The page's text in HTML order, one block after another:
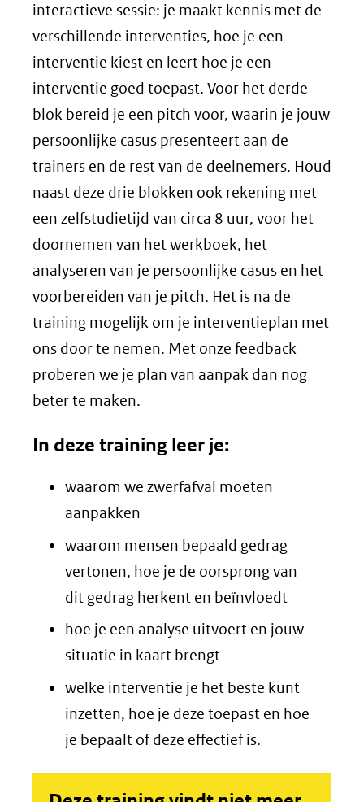
interactieve sessie: je maakt kennis met de
verschillende interventies, hoe je een
interventie kiest en leert hoe je een
interventie goed toepast. Voor het derde
blok bereid je een pitch voor, waarin je jouw
persoonlijke casus presenteert aan de
trainers en de rest van de deelnemers. Houd
naast deze drie blokken ook rekening met
een zelfstudietijd van circa 8 uur, voor het
doornemen van het werkboek, het
analyseren van je persoonlijke casus en het
voorbereiden van je pitch. Het is na de
training mogelijk om je interventieplan met
ons door te nemen. Met onze feedback
proberen we je plan van aanpak dan nog
beter te maken.
In deze training leer je:
waarom we zwerfafval moeten
aanpakken
waarom mensen bepaald gedrag
vertonen, hoe je de oorsprong van
dit gedrag herkent en beïnvloedt
hoe je een analyse uitvoert en jouw
situatie in kaart brengt
welke interventie je het beste kunt
inzetten, hoe je deze toepast en hoe
je bepaalt of deze effectief is.